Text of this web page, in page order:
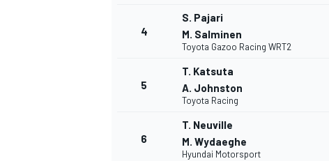
4
S. Pajari
M. Salminen
Toyota Gazoo Racing WRT2
5
T. Katsuta
A. Johnston
Toyota Racing
6
T. Neuville
M. Wydaeghe
Hyundai Motorsport